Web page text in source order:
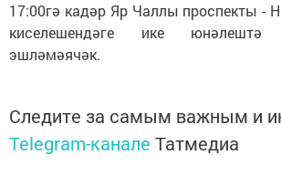
17:00гә кадәр Яр Чаллы проспекты -
киселешендәге ике
эшләмәячәк.
Следите за самым важным и
Telegram-канале Татмедиа